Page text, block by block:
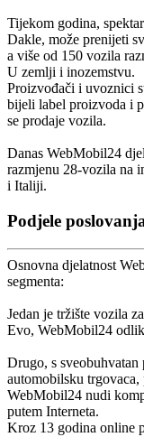
Tijekom godina,
Dakle, može prenijeti
a više od 150 vozila
U zemlji i inozemstvu.
Proizvođači i uvoznici
bijeli label proizvoda i
se prodaje vozila.
Danas WebMobil24
razmjenu 28-vozila na
i Italiji.
Podjele
Osnovna djelatnost
segmenta:
Jedan je tržište vozila
Evo, WebMobil24
Drugo, s sveobuhvatan
automobilsku
WebMobil24 nudi
putem Interneta.
Kroz 13 godina online